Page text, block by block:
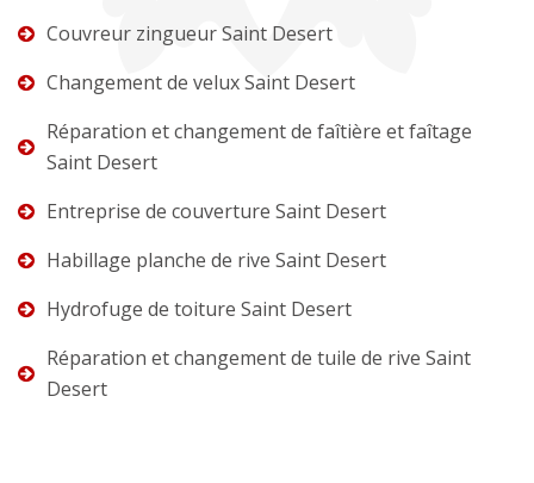
Couvreur zingueur Saint Desert
Changement de velux Saint Desert
Réparation et changement de faîtière et faîtage
Saint Desert
Entreprise de couverture Saint Desert
Habillage planche de rive Saint Desert
Hydrofuge de toiture Saint Desert
Réparation et changement de tuile de rive Saint
Desert